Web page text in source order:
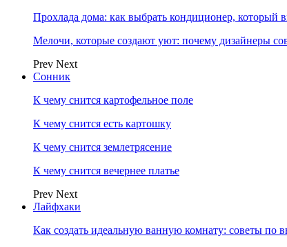
Прохлада дома: как выбрать кондиционер, который
Мелочи, которые создают уют: почему дизайнеры
Prev Next
Сонник
К чему снится картофельное поле
К чему снится есть картошку
К чему снится землетрясение
К чему снится вечернее платье
Prev Next
Лайфхаки
Как создать идеальную ванную комнату: советы по